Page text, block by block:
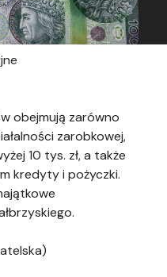
obejmują zarówno
zarobkowej,
10 tys. zł, a także
kredyty i pożyczki.